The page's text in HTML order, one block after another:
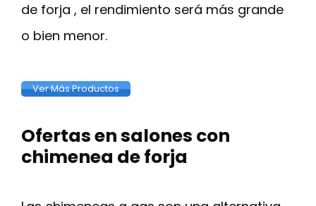
de forja , el rendimiento será más grande
o bien menor.
Ver Más Productos
Ofertas en salones con
chimenea de forja